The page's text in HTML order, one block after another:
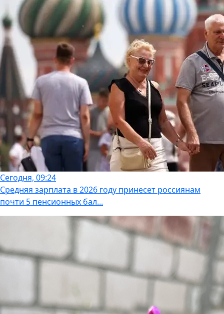
Сегодня, 09:24
Средняя зарплата в 2026 году принесет россиянам
почти 5 пенсионных бал...